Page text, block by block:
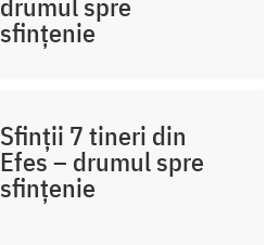
sfințenie
Sfinții 7 tineri din
Efes – drumul spre
sfințenie